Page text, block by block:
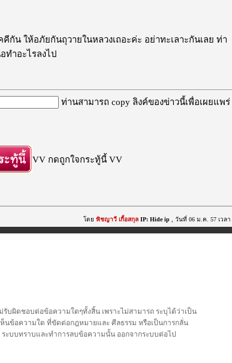
น ให้อภัยกันถุวายในหลวงเถอะค่ะ อย่าทะเลาะกันเลย ท่า
ำอะไรลงไป
ท่านสามารถ copy ลิงค์ของข่าวนี้เพื่อเผยแพร่
VV กดถูกใจกระทู้นี้ VV
โดย พิชญาวี เกื้อสกุล IP: Hide ip , วันที่ 06 ม.ค. 57 เวลา
ผิดชอบต่อข้อความใดๆทั้งสิ้น เพราะไม่สามารถ ระบุได้ว่าเป็น
นข้อความใด ที่ขัดต่อกฎหมายและ ศีลธรรม หรือเป็นการกลั่น
ะบบทราบและทำการลบข้อความนั้น ออกจากระบบต่อไป